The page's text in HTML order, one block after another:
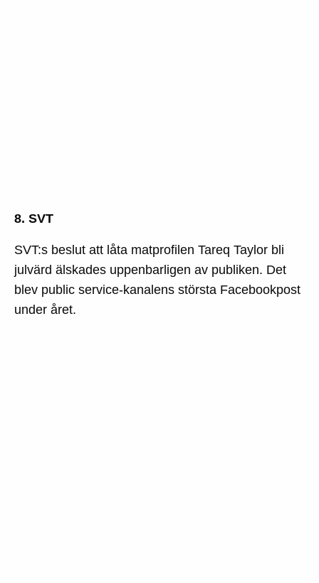
8. SVT
SVT:s beslut att låta matprofilen Tareq Taylor bli
julvärd älskades uppenbarligen av publiken. Det
blev public service-kanalens största Facebookpost
under året.